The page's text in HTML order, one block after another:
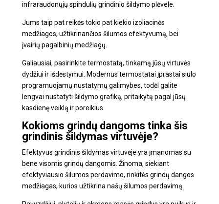
infraraudonųjų spindulių grindinio šildymo plėvele.
Jums taip pat reikės tokio pat kiekio izoliacinės
medžiagos, užtikrinančios šilumos efektyvumą, bei
įvairių pagalbinių medžiagų.
Galiausiai, pasirinkite termostatą, tinkamą jūsų virtuvės
dydžiui ir išdėstymui. Modernūs termostatai įprastai siūlo
programuojamų nustatymų galimybes, todėl galite
lengvai nustatyti šildymo grafiką, pritaikytą pagal jūsų
kasdienę veiklą ir poreikius.
Kokioms grindų dangoms tinka šis
grindinis šildymas virtuvėje?
Efektyvus grindinis šildymas virtuvėje yra įmanomas su
bene visomis grindų dangomis. Žinoma, siekiant
efektyviausio šilumos perdavimo, rinkitės grindų dangos
medžiagas, kurios užtikrina našų šilumos perdavimą.